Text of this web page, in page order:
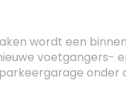
wordt een
voetgangers-